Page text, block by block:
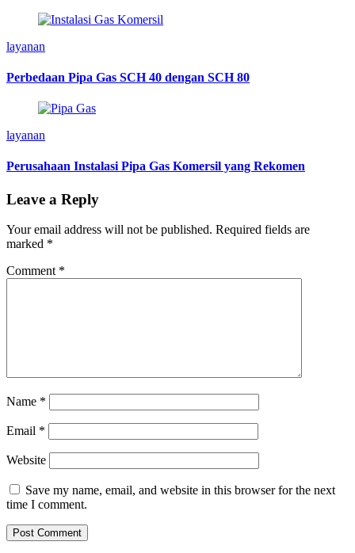
layanan
Perbedaan Pipa Gas SCH 40 dengan SCH 80
layanan
Perusahaan Instalasi Pipa Gas Komersil yang Rekomen
Leave a Reply
Your email address will not be published. Required fields are
marked *
Comment *
Name *
Email *
Website
Save my name, email, and website in this browser for the next
time I comment.